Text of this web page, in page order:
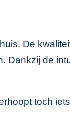
De
Dankzij de
toch